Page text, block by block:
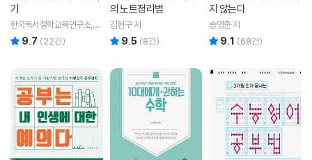
기
한국독서철학교육연구소,이
영호,선정완,고원재,이인환,
강민선,김민주 공저
9.7 (22건)
의 노트정리법
김현구 저
9.5 (8건)
지 않는다
송영준 저
9.1 (68건)